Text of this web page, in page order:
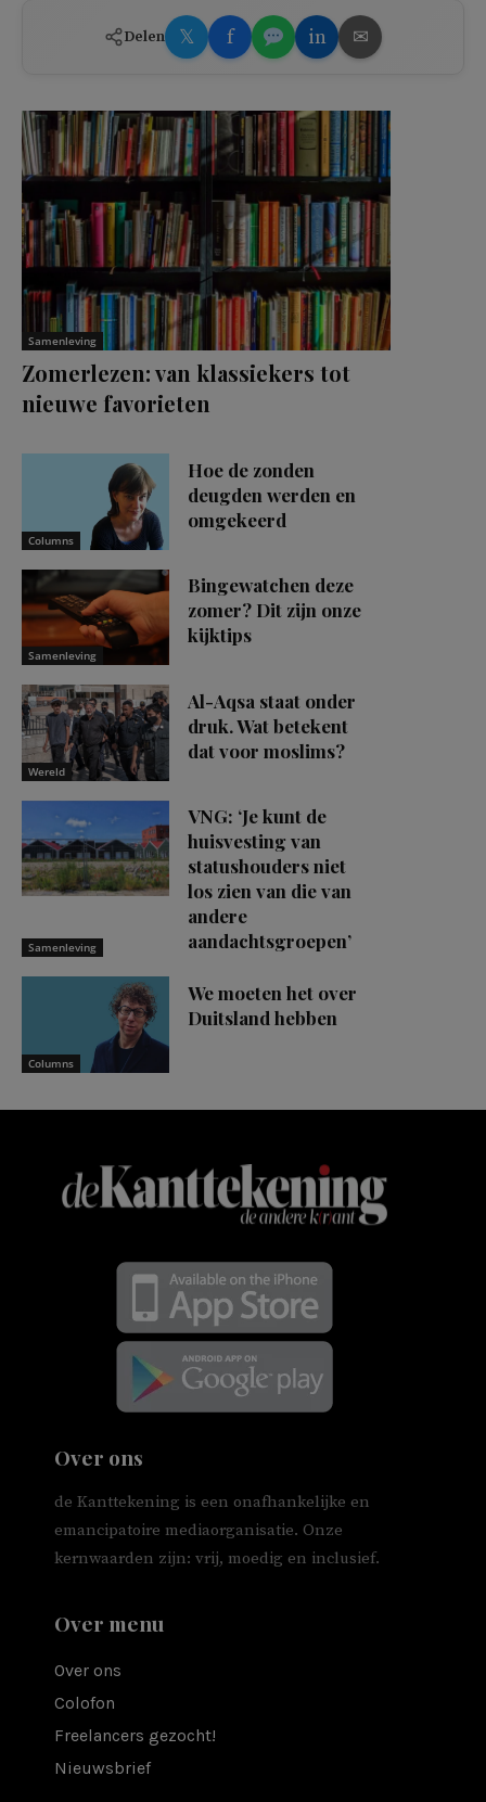
Delen 𝕏 f in ✉
Samenleving
Zomerlezen: van klassiekers tot
nieuwe favorieten
Columns
Hoe de zonden
deugden werden en
omgekeerd
Samenleving
Bingewatchen deze
zomer? Dit zijn onze
kijktips
Wereld
Al-Aqsa staat onder
druk. Wat betekent
dat voor moslims?
Samenleving
VNG: ‘Je kunt de
huisvesting van
statushouders niet
los zien van die van
andere
aandachtsgroepen’
Columns
We moeten het over
Duitsland hebben
Over ons
de Kanttekening is een onafhankelijke en
emancipatoire mediaorganisatie. Onze
kernwaarden zijn: vrij, moedig en inclusief.
Over menu
Over ons
Colofon
Freelancers gezocht!
Nieuwsbrief